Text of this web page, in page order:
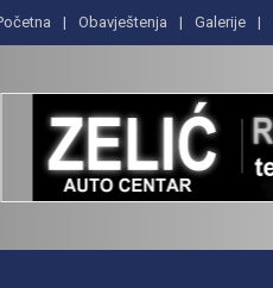
Obavještenja Galerije